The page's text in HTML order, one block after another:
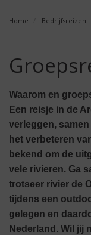
Home Bedrijfsreizen
Waarom en
Een reisje in de
verleggen,
het verbeteren
bekend om de
vele rivieren. Ga
trotseer rivier de
tijdens een
gelegen en
Nederland. Wil jij